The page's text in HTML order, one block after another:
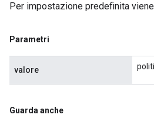
Per impostazione predefinita
Parametri
valore
Guarda anche